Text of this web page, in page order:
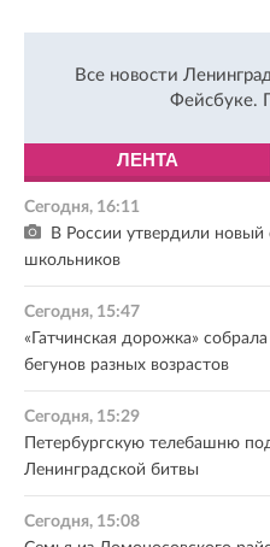
Все новости
Фейсбуке.
ЛЕНТА
Сегодня, 16:11
В России утвердили новый
школьников
Сегодня, 15:47
«Гатчинская дорожка»
бегунов разных возрастов
Сегодня, 15:29
Петербургскую телебашню
Ленинградской битвы
Сегодня, 15:08